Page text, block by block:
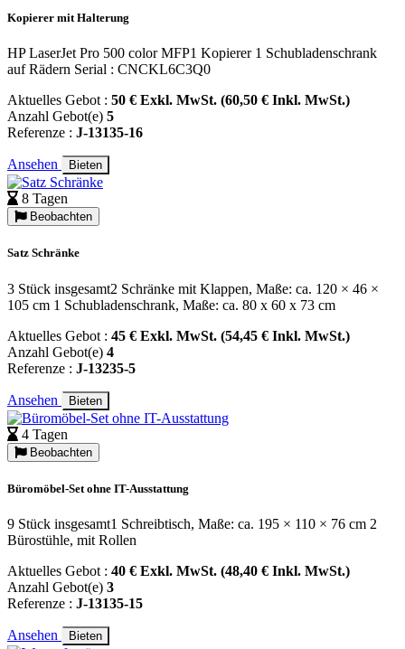
Kopierer mit Halterung
HP LaserJet Pro 500 color MFP1 Kopierer 1 Schubladenschrank
auf Rädern Serial : CNCKL6C3Q0
Aktuelles Gebot : 50 € Exkl. MwSt. (60,50 € Inkl. MwSt.)
Anzahl Gebot(e) 5
Referenze : J-13135-16
Ansehen Bieten
8 Tagen
Beobachten
Satz Schränke
3 Stück insgesamt2 Schränke mit Klappen, Maße: ca. 120 × 46 ×
105 cm 1 Schubladenschrank, Maße: ca. 80 x 60 x 73 cm
Aktuelles Gebot : 45 € Exkl. MwSt. (54,45 € Inkl. MwSt.)
Anzahl Gebot(e) 4
Referenze : J-13235-5
Ansehen Bieten
4 Tagen
Beobachten
Büromöbel-Set ohne IT-Ausstattung
9 Stück insgesamt1 Schreibtisch, Maße: ca. 195 × 110 × 76 cm 2
Bürostühle, mit Rollen
Aktuelles Gebot : 40 € Exkl. MwSt. (48,40 € Inkl. MwSt.)
Anzahl Gebot(e) 3
Referenze : J-13135-15
Ansehen Bieten